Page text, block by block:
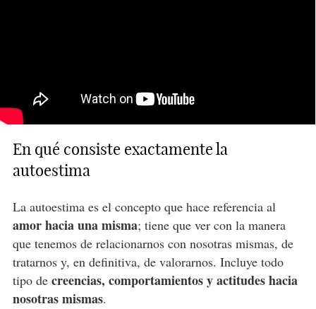
En qué consiste exactamente la
autoestima
La autoestima es el concepto que hace referencia al
amor hacia una misma; tiene que ver con la manera
que tenemos de relacionarnos con nosotras mismas, de
tratarnos y, en definitiva, de valorarnos. Incluye todo
tipo de creencias, comportamientos y actitudes hacia
nosotras mismas.